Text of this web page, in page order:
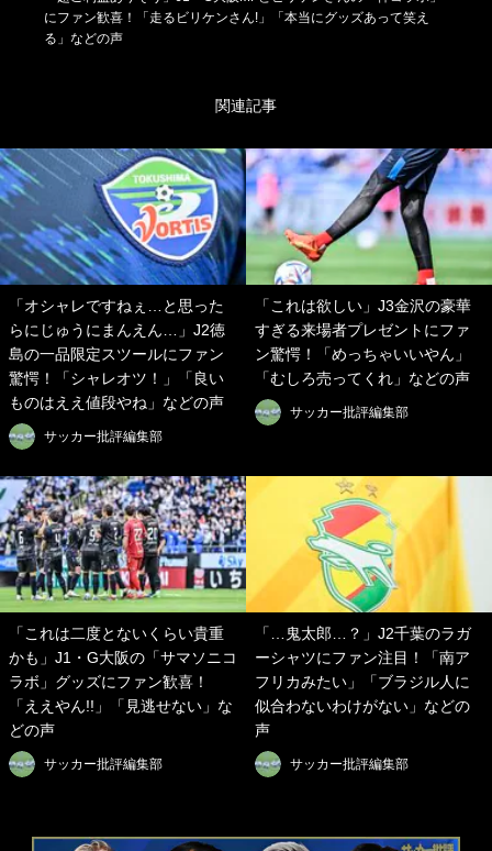
にファン歓喜！「走るビリケンさん!」「本当にグッズあって笑え
る」などの声
関連記事
「オシャレですねぇ…と思った
らにじゅうにまんえん…」J2徳
島の一品限定スツールにファン
驚愕！「シャレオツ！」「良い
ものはええ値段やね」などの声
サッカー批評編集部
「これは欲しい」J3金沢の豪華
すぎる来場者プレゼントにファ
ン驚愕！「めっちゃいいやん」
「むしろ売ってくれ」などの声
サッカー批評編集部
「これは二度とないくらい貴重
かも」J1・G大阪の「サマソニコ
ラボ」グッズにファン歓喜！
「ええやん!!」「見逃せない」な
どの声
サッカー批評編集部
「…鬼太郎…？」J2千葉のラガ
ーシャツにファン注目！「南ア
フリカみたい」「ブラジル人に
似合わないわけがない」などの
声
サッカー批評編集部